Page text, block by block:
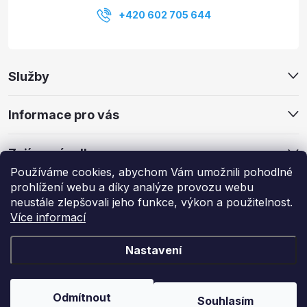
Používáme cookies, abychom Vám umožnili pohodlné
prohlížení webu a díky analýze provozu webu
neustále zlepšovali jeho funkce, výkon a použitelnost.
Více informací
Nastavení
Odmítnout Souhlasím
Služby
Informace pro vás
Zajímavé odkazy
+420 602 705 644
nastavení cookies